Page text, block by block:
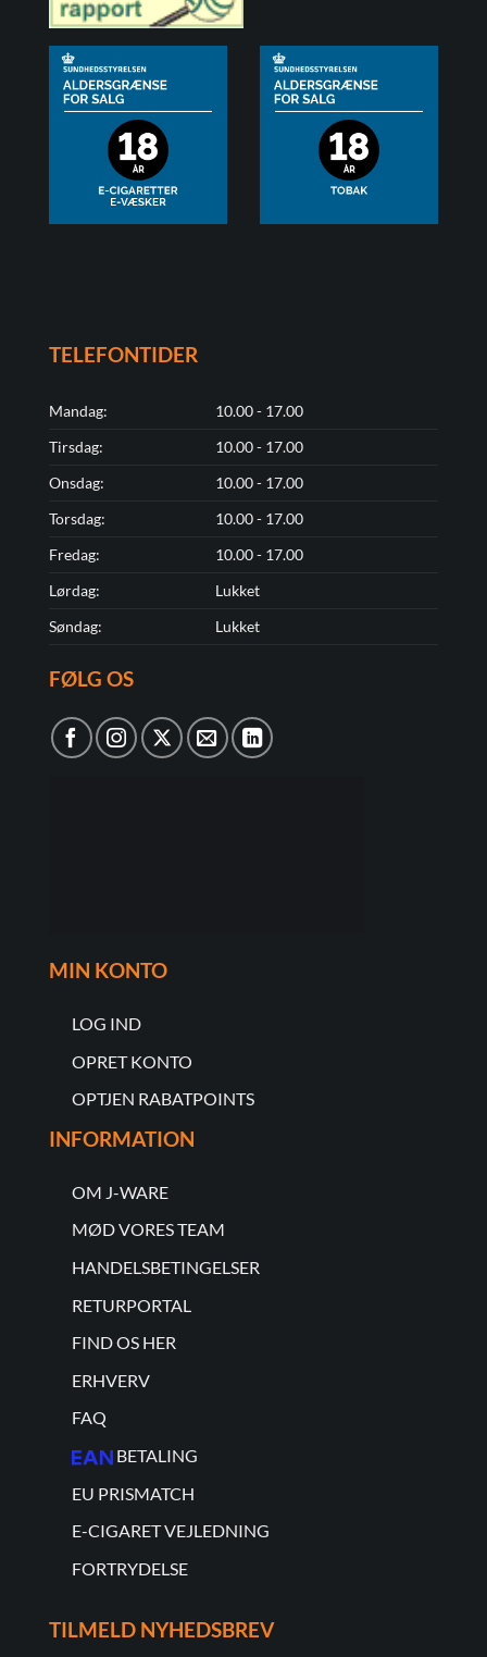
TELEFONTIDER
Mandag:
10.00 - 17.00
Tirsdag:
10.00 - 17.00
Onsdag:
10.00 - 17.00
Torsdag:
10.00 - 17.00
Fredag:
10.00 - 17.00
Lørdag:
Lukket
Søndag:
Lukket
FØLG OS
MIN KONTO
LOG IND
OPRET KONTO
OPTJEN RABATPOINTS
INFORMATION
OM J-WARE
MØD VORES TEAM
HANDELSBETINGELSER
RETURPORTAL
FIND OS HER
ERHVERV
FAQ
BETALING
EU PRISMATCH
E-CIGARET VEJLEDNING
FORTRYDELSE
TILMELD NYHEDSBREV